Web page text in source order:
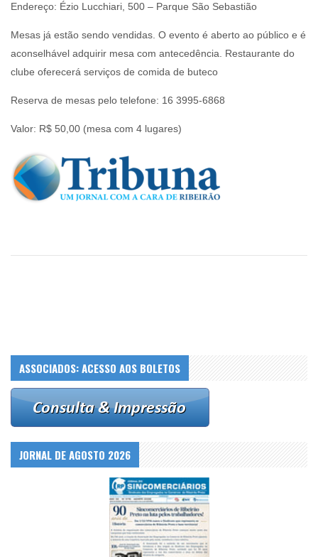
Endereço: Ézio Lucchiari, 500 – Parque São Sebastião
Mesas já estão sendo vendidas. O evento é aberto ao público e é
aconselhável adquirir mesa com antecedência. Restaurante do
clube oferecerá serviços de comida de buteco
Reserva de mesas pelo telefone: 16 3995-6868
Valor: R$ 50,00 (mesa com 4 lugares)
ASSOCIADOS: ACESSO AOS BOLETOS
JORNAL DE AGOSTO 2026